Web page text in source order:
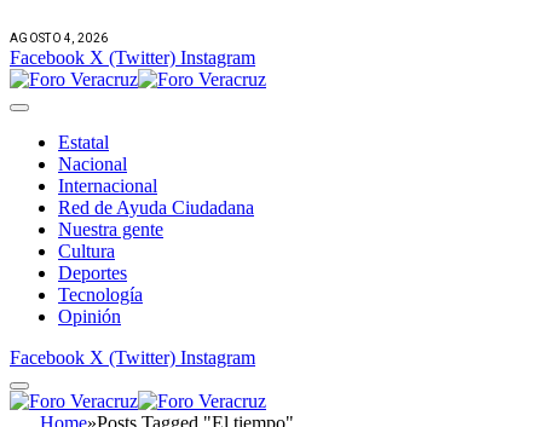
AGOSTO 4, 2026
Facebook X (Twitter) Instagram
Estatal
Nacional
Internacional
Red de Ayuda Ciudadana
Nuestra gente
Cultura
Deportes
Tecnología
Opinión
Facebook X (Twitter) Instagram
Home»Posts Tagged "El tiempo"